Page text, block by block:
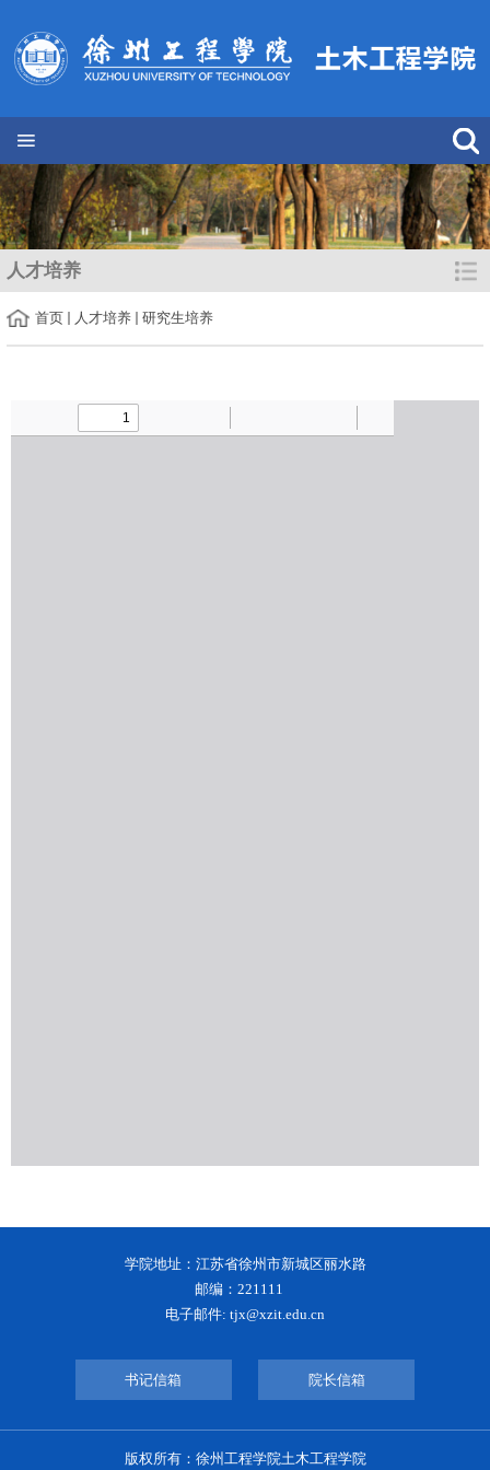
人才培养
首页 人才培养 研究生培养
学院地址：江苏省徐州市新城区丽水路
邮编：221111
电子邮件: tjx@xzit.edu.cn
书记信箱 院长信箱
版权所有：徐州工程学院土木工程学院